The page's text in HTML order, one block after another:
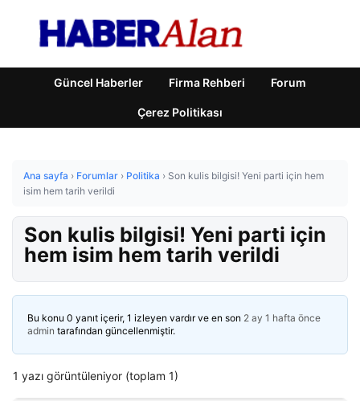
Güncel Haberler Firma Rehberi Forum
Çerez Politikası
Ana sayfa › Forumlar › Politika › Son kulis bilgisi! Yeni parti için hem
isim hem tarih verildi
Son kulis bilgisi! Yeni parti için
hem isim hem tarih verildi
Bu konu 0 yanıt içerir, 1 izleyen vardır ve en son 2 ay 1 hafta önce
admin tarafından güncellenmiştir.
1 yazı görüntüleniyor (toplam 1)